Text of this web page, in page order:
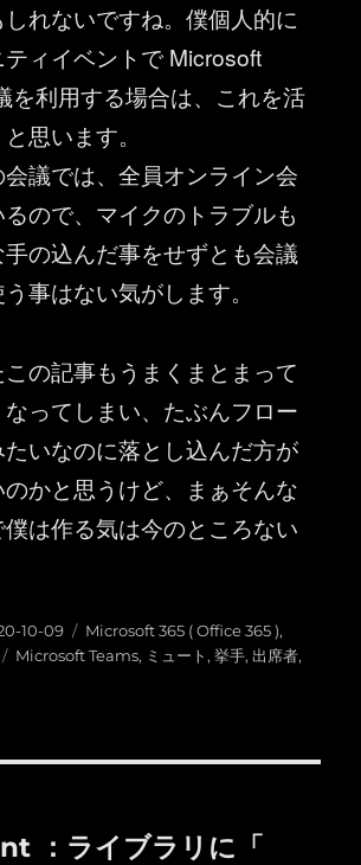
れないですね。僕個人的に
ィイベントで Microsoft
を利用する場合は、これを活
思います。
議では、全員オンライン会
ので、マイクのトラブルも
の込んだ事をせずとも会議
事はない気がします。
の記事もうまくまとまって
ってしまい、たぶんフロー
いなのに落とし込んだ方が
かと思うけど、まぁそんな
は作る気は今のところない
10-09
カ
テ
Microsoft 365 ( Office 365 ),
タ
Microsoft Teams, ミュート ,挙手,出席者,
：ライブラリに「